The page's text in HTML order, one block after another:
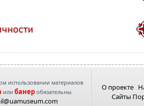
использовании материалов
или банеробязательны
О проекте
Сайты